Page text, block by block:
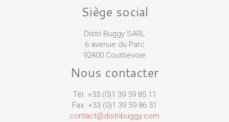
Siège social
Distri Buggy SARL
6 avenue du Parc
92400 Courbevoie
Nous contacter
Tél. +33 (0)1 39 59 85 11
Fax. +33 (0)1 39 59 86 31
contact@distribuggy.com